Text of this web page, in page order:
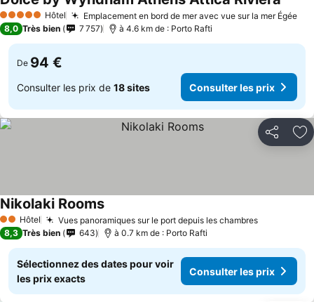
5 Étoiles Hôtel Emplacement en bord de mer avec vue sur la mer Égée
8,0 Très bien 7 757 à 4.6 km de : Porto Rafti
De 94 €
Consulter les prix de 18 sites Consulter les prix
Partager
2 Étoiles
Hôtel Vues panoramiques sur le port depuis les chambres
Nikolaki Rooms
8,3 Très bien 643 à 0.7 km de : Porto Rafti
Sélectionnez des dates pour voir
les prix exacts
Consulter les prix